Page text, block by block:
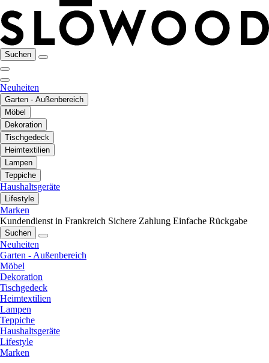
Suchen
Neuheiten
Garten - Außenbereich
Möbel
Dekoration
Tischgedeck
Heimtextilien
Lampen
Teppiche
Haushaltsgeräte
Lifestyle
Marken
Kundendienst in Frankreich Sichere Zahlung Einfache Rückgabe
Suchen
Neuheiten
Garten - Außenbereich
Möbel
Dekoration
Tischgedeck
Heimtextilien
Lampen
Teppiche
Haushaltsgeräte
Lifestyle
Marken